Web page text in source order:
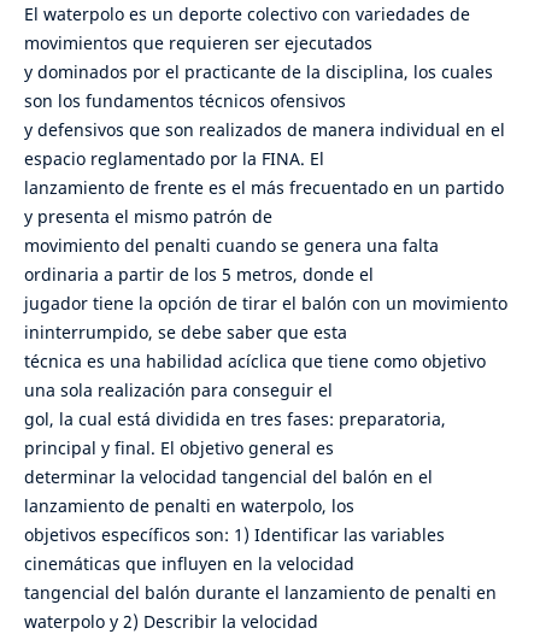
El waterpolo es un deporte colectivo con variedades de
movimientos que requieren ser ejecutados
y dominados por el practicante de la disciplina, los cuales
son los fundamentos técnicos ofensivos
y defensivos que son realizados de manera individual en el
espacio reglamentado por la FINA. El
lanzamiento de frente es el más frecuentado en un partido
y presenta el mismo patrón de
movimiento del penalti cuando se genera una falta
ordinaria a partir de los 5 metros, donde el
jugador tiene la opción de tirar el balón con un movimiento
ininterrumpido, se debe saber que esta
técnica es una habilidad acíclica que tiene como objetivo
una sola realización para conseguir el
gol, la cual está dividida en tres fases: preparatoria,
principal y final. El objetivo general es
determinar la velocidad tangencial del balón en el
lanzamiento de penalti en waterpolo, los
objetivos específicos son: 1) Identificar las variables
cinemáticas que influyen en la velocidad
tangencial del balón durante el lanzamiento de penalti en
waterpolo y 2) Describir la velocidad